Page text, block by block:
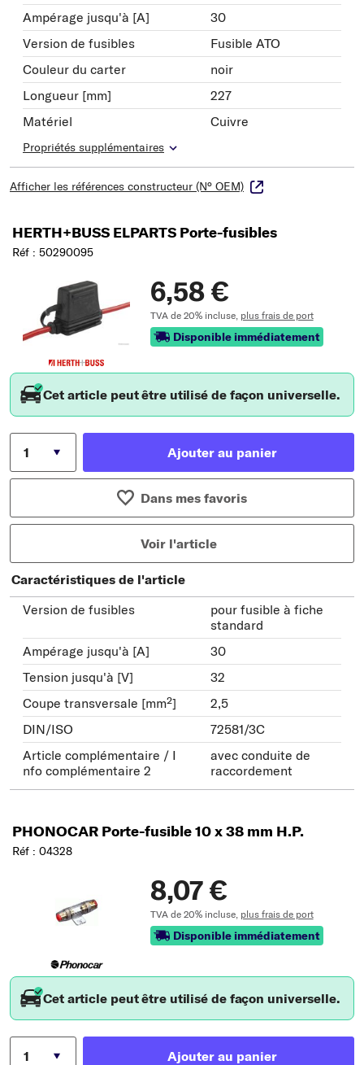
Ampérage jusqu'à [A]
30
Version de fusibles
Fusible ATO
Couleur du carter
noir
Longueur [mm]
227
Matériel
Cuivre
Propriétés supplémentaires
Afficher les références constructeur (N° OEM)
HERTH+BUSS ELPARTS Porte-fusibles
Réf : 50290095
6,58 €
TVA de 20% incluse, plus frais de port
Disponible immédiatement
Cet article peut être utilisé de façon universelle.
Ajouter au panier
Dans mes favoris
Voir l'article
Caractéristiques de l'article
Version de fusibles
pour fusible à fiche
standard
Ampérage jusqu'à [A]
30
Tension jusqu'à [V]
32
Coupe transversale [mm²]
2,5
DIN/ISO
72581/3C
Article complémentaire / I
nfo complémentaire 2
avec conduite de
raccordement
PHONOCAR Porte-fusible 10 x 38 mm H.P.
Réf : 04328
8,07 €
TVA de 20% incluse, plus frais de port
Disponible immédiatement
Cet article peut être utilisé de façon universelle.
Ajouter au panier